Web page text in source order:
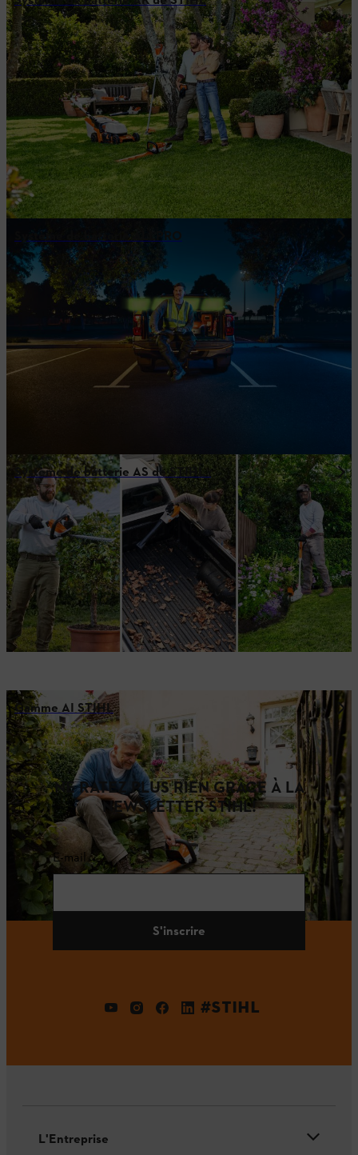
Système de batterie ALLPRO
Système de batterie AS de STIHL :
Gamme AI STIHL
NE RATEZ PLUS RIEN GRÂCE À LA
NEWSLETTER STIHL!
E-mail
S'inscrire
#STIHL
L'Entreprise